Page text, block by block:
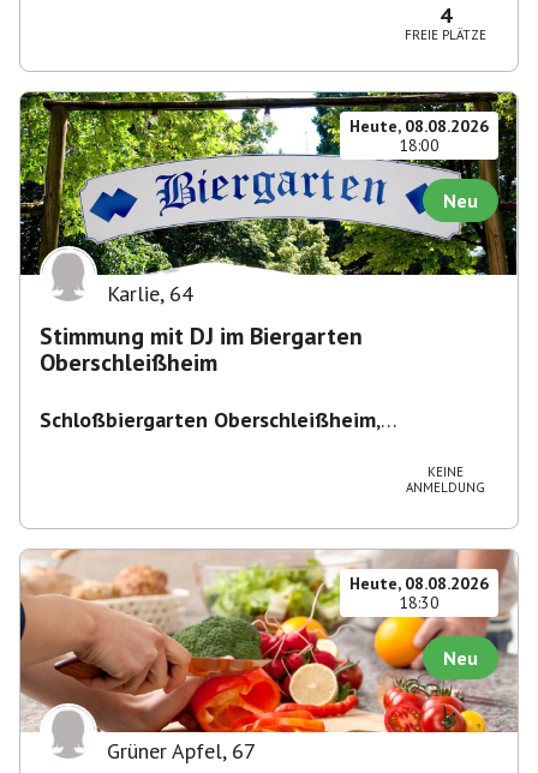
4
FREIE PLÄTZE
Heute, 08.08.2026
18:00
Neu
Karlie, 64
Stimmung mit DJ im Biergarten
Oberschleißheim
Schloßbiergarten Oberschleißheim,
KEINE
ANMELDUNG
Heute, 08.08.2026
18:30
Neu
Grüner Apfel, 67